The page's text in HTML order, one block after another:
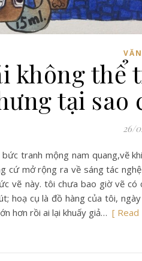
không thể
tại sao
26/
tranh mộng nam quang,vẽ
cứ mở rộng ra về sáng tác
vẽ này. tôi chưa bao giờ vẽ
hoạ cụ là đồ hàng của tôi,
hơn rồi ai lại khuấy giả… [ Read